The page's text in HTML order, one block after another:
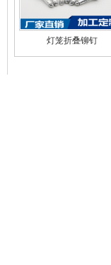
灯笼折叠铆钉